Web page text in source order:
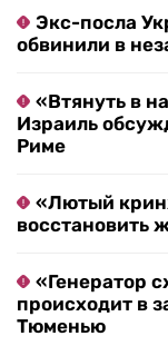
Экс-посла
обвинили в
«Втянуть в
Израиль
Риме
«Лютый
восстановить
«Генератор
происходит в
Тюменью